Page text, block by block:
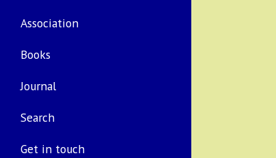
Association
Books
Journal
Search
Get in touch